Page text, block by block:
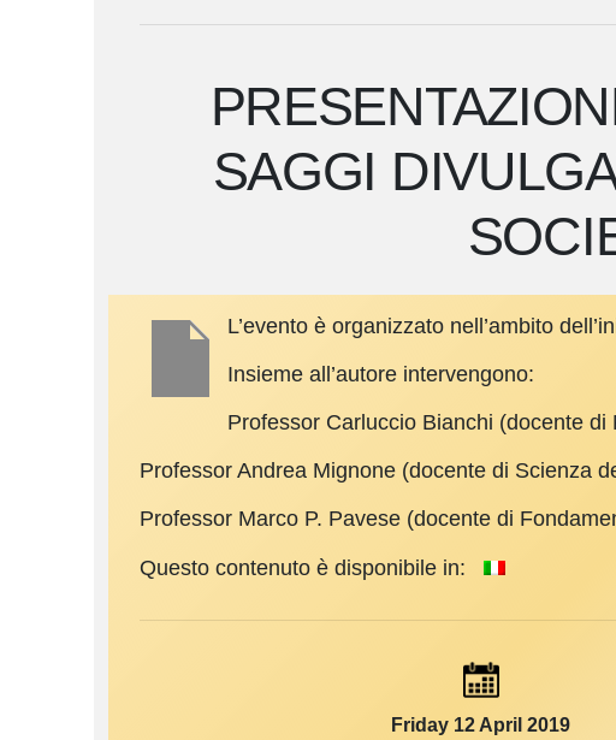
SAGGI
L’evento è organizzato nell’ambito
Insieme all’autore intervengono:
Professor Carluccio Bianchi (docente
Professor Andrea Mignone (docente di Scienza
Professor Marco P. Pavese (docente di
Questo contenuto è disponibile in:
Friday 12 April 2019